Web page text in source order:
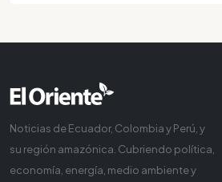
Noticias de Ecuador, Colombia y Perú, y
su región amazónica. Cubriendo política,
economía, energía, medio ambiente y